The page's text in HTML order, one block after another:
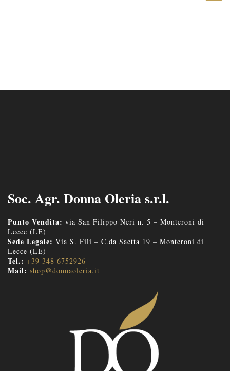
Soc. Agr. Donna Oleria s.r.l.
Punto Vendita: via San Filippo Neri n. 5 – Monteroni di
Lecce (LE)
Sede Legale: Via S. Fili – C.da Saetta 19 – Monteroni di
Lecce (LE)
Tel.: +39 348 6752926
Mail: shop@donnaoleria.it